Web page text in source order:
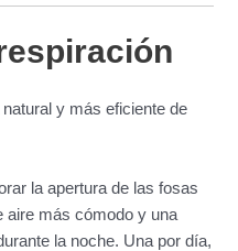
y más eficiente de
la apertura de las fosas
aire más cómodo y una
la noche. Una por día,